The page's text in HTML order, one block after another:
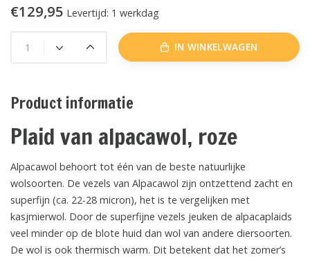
€129,95 Levertijd: 1 werkdag
IN WINKELWAGEN
Product informatie
Plaid van alpacawol, roze
Alpacawol behoort tot één van de beste natuurlijke
wolsoorten. De vezels van Alpacawol zijn ontzettend zacht en
superfijn (ca. 22-28 micron), het is te vergelijken met
kasjmierwol. Door de superfijne vezels jeuken de alpacaplaids
veel minder op de blote huid dan wol van andere diersoorten.
De wol is ook thermisch warm. Dit betekent dat het zomer’s